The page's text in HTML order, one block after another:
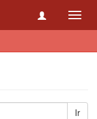
Ir